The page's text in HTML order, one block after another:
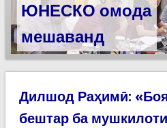
ЮНЕСКО омода
мешаванд
Дилшод Раҳимӣ:
бештар ба мушкилоти